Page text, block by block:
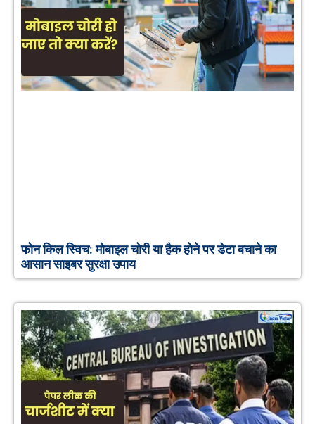
फोन किल स्विच: मोबाइल चोरी या हैक होने पर डेटा बचाने का
आसान साइबर सुरक्षा उपाय